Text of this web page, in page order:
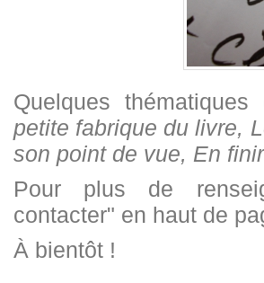
Quelques
petite fabrique du livre,
son point de vue, En
Pour plus de
contacter" en haut de
À bientôt !